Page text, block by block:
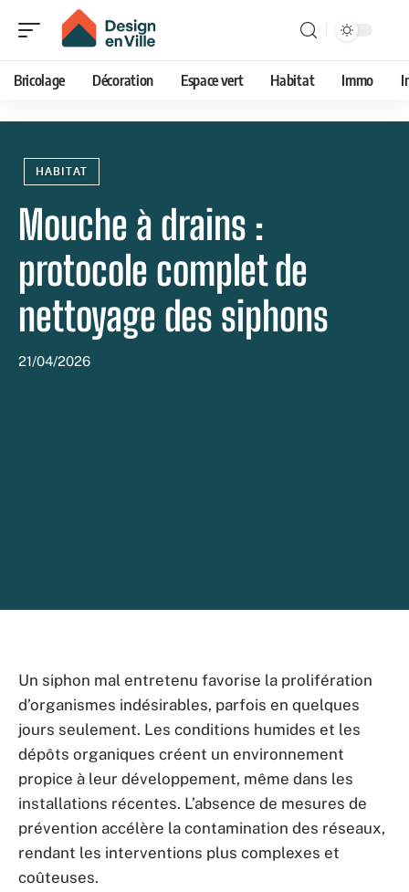
Bricolage Décoration Espace vert Habitat Immo
HABITAT
Mouche à drains :
protocole complet de
nettoyage des siphons
21/04/2026
Un siphon mal entretenu favorise la prolifération
d’organismes indésirables, parfois en quelques
jours seulement. Les conditions humides et les
dépôts organiques créent un environnement
propice à leur développement, même dans les
installations récentes. L’absence de mesures de
prévention accélère la contamination des réseaux,
rendant les interventions plus complexes et
coûteuses.